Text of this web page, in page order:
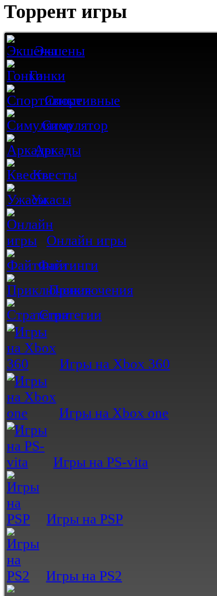
Торрент игры
Экшены
Гонки
Спортивные
Симулятор
Аркады
Квесты
Ужасы
Онлайн игры
Файтинги
Приключения
Стратегии
Игры на Xbox 360
Игры на Xbox one
Игры на PS-vita
Игры на PSP
Игры на PS2